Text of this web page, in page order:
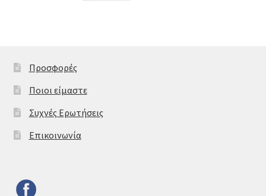
Προσφορές
Ποιοι είμαστε
Συχνές Ερωτήσεις
Επικοινωνία